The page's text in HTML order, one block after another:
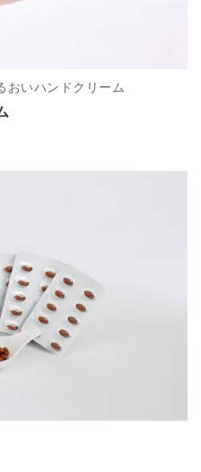
おいハンドクリーム